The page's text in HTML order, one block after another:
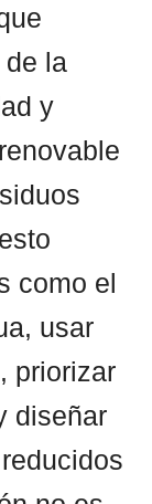
la
y
como el
usar
priorizar
diseñar